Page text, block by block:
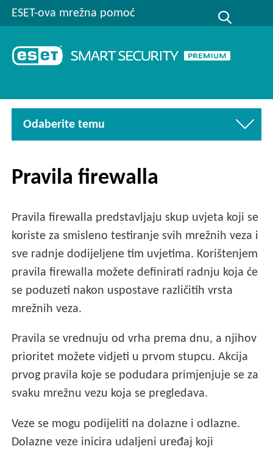
ESET-ova mrežna pomoć
Odaberite temu
Pravila firewalla
Pravila firewalla predstavljaju skup uvjeta koji se
koriste za smisleno testiranje svih mrežnih veza i
sve radnje dodijeljene tim uvjetima. Korištenjem
pravila firewalla možete definirati radnju koja će
se poduzeti nakon uspostave različitih vrsta
mrežnih veza.
Pravila se vrednuju od vrha prema dnu, a njihov
prioritet možete vidjeti u prvom stupcu. Akcija
prvog pravila koje se podudara primjenjuje se za
svaku mrežnu vezu koja se pregledava.
Veze se mogu podijeliti na dolazne i odlazne.
Dolazne veze inicira udaljeni uređaj koji